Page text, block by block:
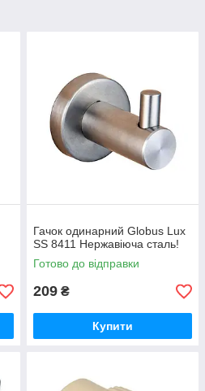
Гачок одинарний Globus Lux
SS 8411 Нержавіюча сталь!
Готово до відправки
209 ₴
Купити